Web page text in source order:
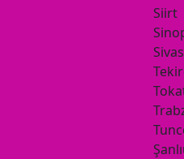
Siirt
Sivas